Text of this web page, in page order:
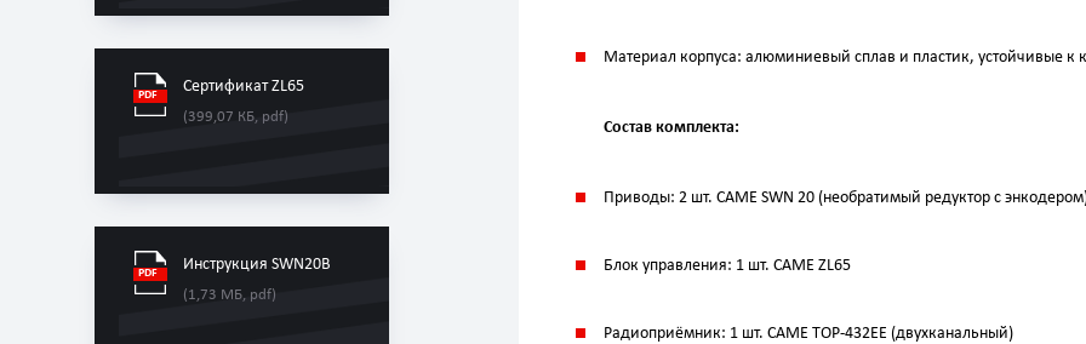
Сертификат ZL65
(399,07 КБ, pdf)
Инструкция SWN20B
(1,73 МБ, pdf)
Материал корпуса: алюминиевый сплав и пластик, устойчивые к
Состав комплекта:
Приводы: 2 шт. CAME SWN 20 (необратимый редуктор с
Блок управления: 1 шт. CAME ZL65
Радиоприёмник: 1 шт. CAME TOP-432EE (двухканальный)